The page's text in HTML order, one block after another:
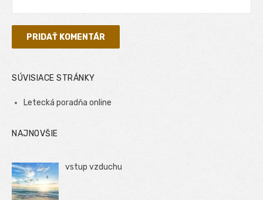
SÚVISIACE STRÁNKY
Letecká poradňa online
NAJNOVŠIE
vstup vzduchu